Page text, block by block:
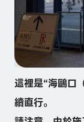
這裡是“海鷗口
續直行。